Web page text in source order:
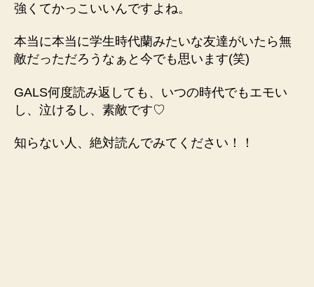
強くてかっこいいんですよね。
本当に本当に学生時代蘭みたいな友達がいたら無
敵だっただろうなぁと今でも思います(笑)
GALS何度読み返しても、いつの時代でもエモい
し、泣けるし、素敵です♡
知らない人、絶対読んでみてください！！